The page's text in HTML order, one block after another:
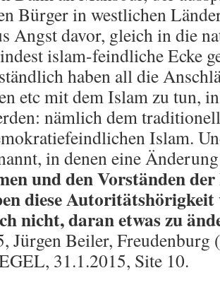
Bürger in westlichen
Angst davor, gleich in die
islam-feindliche Ecke
haben all die
etc mit dem Islam zu tun,
nämlich dem
Islam.
in denen eine
und den Vorständen
diese
nicht, daran etwas zu
Jürgen Beiler,
31.1.2015, Site 10.